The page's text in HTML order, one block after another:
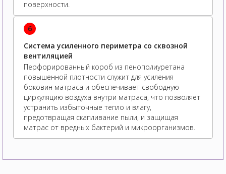
поверхности.
6
Система усиленного периметра со сквозной
вентиляцией
Перфорированный короб из пенополиуретана
повышенной плотности служит для усиления
боковин матраса и обеспечивает свободную
циркуляцию воздуха внутри матраса, что позволяет
устранить избыточные тепло и влагу,
предотвращая скапливание пыли, и защищая
матрас от вредных бактерий и микроорганизмов.